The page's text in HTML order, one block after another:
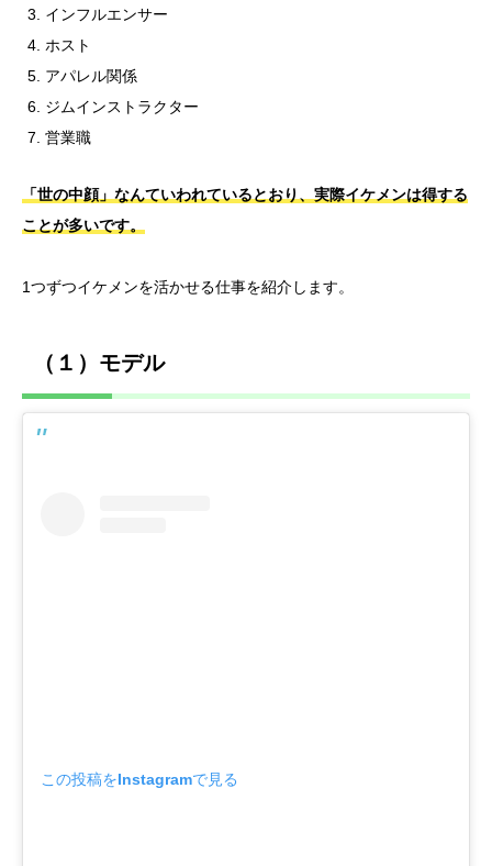
インフルエンサー
ホスト
アパレル関係
ジムインストラクター
営業職
「世の中顔」なんていわれているとおり、実際イケメンは得する
ことが多いです。
1つずつイケメンを活かせる仕事を紹介します。
（１）モデル
この投稿をInstagramで見る